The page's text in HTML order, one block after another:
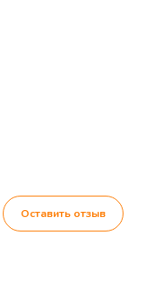
Оставить отзыв